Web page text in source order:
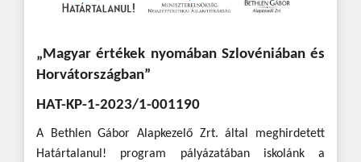
„Magyar értékek nyomában Szlovéniában és
Horvátországban”
HAT-KP-1-2023/1-001190
A Bethlen Gábor Alapkezelő Zrt. által meghirdetett
Határtalanul! program pályázatában iskolánk a